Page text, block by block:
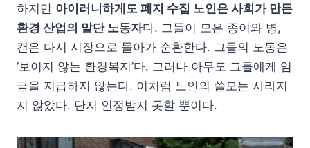
하지만 아이러니하게도 폐지 수집 노인은 사회가 만든
환경 산업의 말단 노동자다. 그들이 모은 종이와 병,
캔은 다시 시장으로 돌아가 순환한다. 그들의 노동은
‘보이지 않는 환경복지’다. 그러나 아무도 그들에게 임
금을 지급하지 않는다. 이처럼 노인의 쓸모는 사라지
지 않았다. 단지 인정받지 못할 뿐이다.